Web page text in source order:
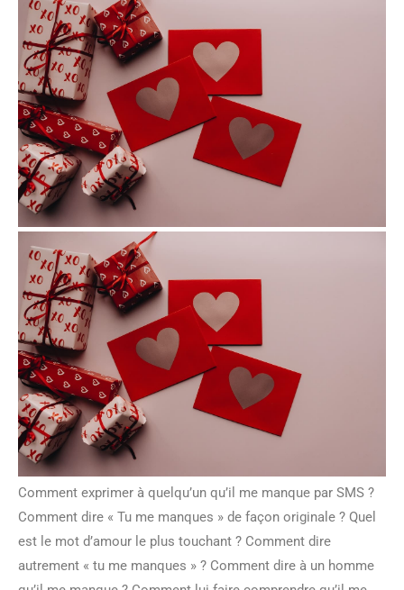
Comment exprimer à quelqu’un qu’il me manque par SMS ?
Comment dire « Tu me manques » de façon originale ? Quel
est le mot d’amour le plus touchant ? Comment dire
autrement « tu me manques » ? Comment dire à un homme